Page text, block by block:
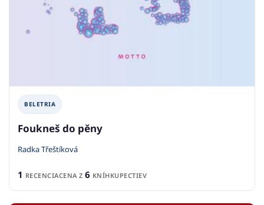
BELETRIA
Foukneš do pěny
Radka Třeštíková
1 RECENCIACENA Z 6 KNÍHKUPECTIEV